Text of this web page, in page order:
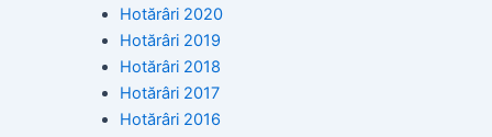
Hotărâri 2020
Hotărâri 2019
Hotărâri 2018
Hotărâri 2017
Hotărâri 2016